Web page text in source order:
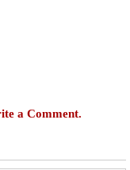
a Comment.